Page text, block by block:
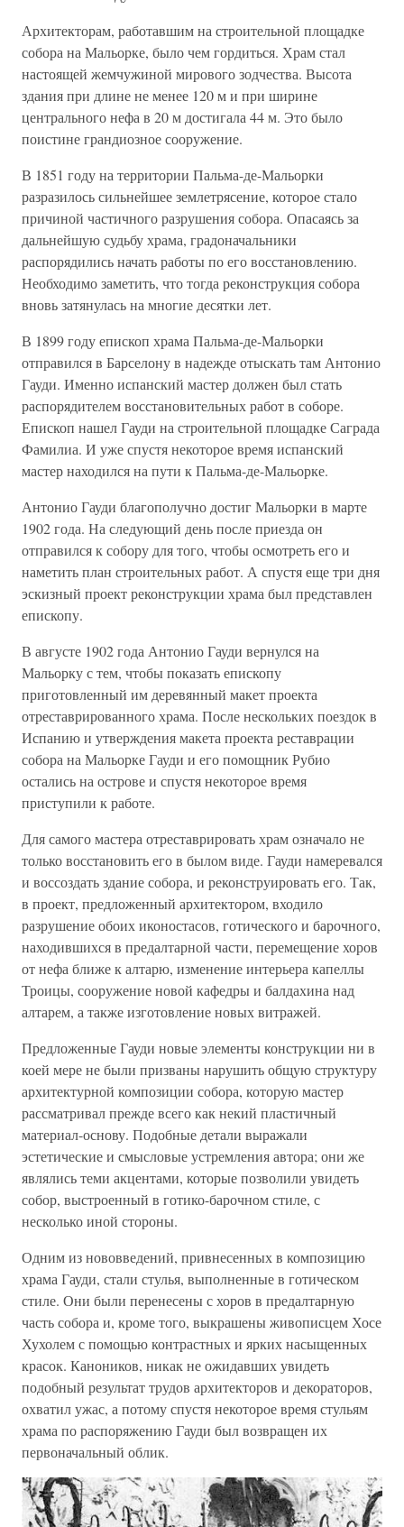
Архитекторам, работавшим на строительной площадке
собора на Мальорке, было чем гордиться. Храм стал
настоящей жемчужиной мирового зодчества. Высота
здания при длине не менее 120 м и при ширине
центрального нефа в 20 м достигала 44 м. Это было
поистине грандиозное сооружение.
В 1851 году на территории Пальма-де-Мальорки
разразилось сильнейшее землетрясение, которое стало
причиной частичного разрушения собора. Опасаясь за
дальнейшую судьбу храма, градоначальники
распорядились начать работы по его восстановлению.
Необходимо заметить, что тогда реконструкция собора
вновь затянулась на многие десятки лет.
В 1899 году епископ храма Пальма-де-Мальорки
отправился в Барселону в надежде отыскать там Антонио
Гауди. Именно испанский мастер должен был стать
распорядителем восстановительных работ в соборе.
Епископ нашел Гауди на строительной площадке Саграда
Фамилиа. И уже спустя некоторое время испанский
мастер находился на пути к Пальма-де-Мальорке.
Антонио Гауди благополучно достиг Мальорки в марте
1902 года. На следующий день после приезда он
отправился к собору для того, чтобы осмотреть его и
наметить план строительных работ. А спустя еще три дня
эскизный проект реконструкции храма был представлен
епископу.
В августе 1902 года Антонио Гауди вернулся на
Мальорку с тем, чтобы показать епископу
приготовленный им деревянный макет проекта
отреставрированного храма. После нескольких поездок в
Испанию и утверждения макета проекта реставрации
собора на Мальорке Гауди и его помощник Рубиo
остались на острове и спустя некоторое время
приступили к работе.
Для самого мастера отреставрировать храм означало не
только восстановить его в былом виде. Гауди намеревался
и воссоздать здание собора, и реконструировать его. Так,
в проект, предложенный архитектором, входило
разрушение обоих иконостасов, готического и барочного,
находившихся в предалтарной части, перемещение хоров
от нефа ближе к алтарю, изменение интерьера капеллы
Троицы, сооружение новой кафедры и балдахина над
алтарем, а также изготовление новых витражей.
Предложенные Гауди новые элементы конструкции ни в
коей мере не были призваны нарушить общую структуру
архитектурной композиции собора, которую мастер
рассматривал прежде всего как некий пластичный
материал-основу. Подобные детали выражали
эстетические и смысловые устремления автора; они же
являлись теми акцентами, которые позволили увидеть
собор, выстроенный в готико-барочном стиле, с
несколько иной стороны.
Одним из нововведений, привнесенных в композицию
храма Гауди, стали стулья, выполненные в готическом
стиле. Они были перенесены с хоров в предалтарную
часть собора и, кроме того, выкрашены живописцем Хосе
Хухолем с помощью контрастных и ярких насыщенных
красок. Каноников, никак не ожидавших увидеть
подобный результат трудов архитекторов и декораторов,
охватил ужас, а потому спустя некоторое время стульям
храма по распоряжению Гауди был возвращен их
первоначальный облик.